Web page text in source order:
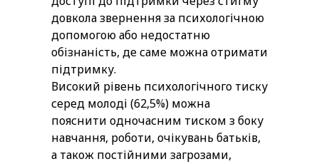
довкола звернення за психологічною
допомогою або недостатню
обізнаність, де саме можна отримати
підтримку.
Високий рівень психологічного тиску
серед молоді (62,5%) можна
пояснити одночасним тиском з боку
навчання, роботи, очікувань батьків,
а також постійними загрозами,